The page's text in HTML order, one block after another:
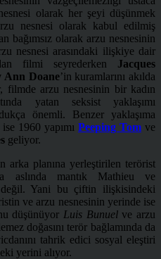
olarak her şeyi düşünmek
nesnesi olarak kabul edilmiş
bağımsız olarak arzu nesnesinin
nesnesi arasındaki ilişkiye dair
filmi seyrederken Jacques
Ann Doane’in kuramlarını akılda
filmde arzu nesnesinin bir kadın
yatan seksist yaklaşımı
önemli. Benzer yaklaşıma
1960 yapımı Peeping Tom ve
geliyor.
arka planına yerleştirilen terörist
aslında mantık Mathieu ve
değil. Yani bu çiftin ilişkisindeki
ve arzu nesnesinin yerinde ise
düşünüyor Luis Bunuelve arzu
doğasını terör bağlamında da
tahrik edici sosyal eleştiri
yerini alıyor.